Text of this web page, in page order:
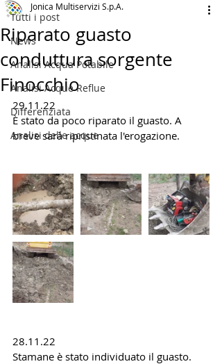
Tutti i post
News
Analisi Acqua Potabile
Analisi Acque Reflue
Differenziata
Analisi delle acque
Riparato guasto
conduttura sorgente
Finocchio
Jonica Multiservizi S.p.A.
29.11.22
È stato da poco riparato il guasto. A
breve sarà ripristinata l'erogazione.
28.11.22
Stamane è stato individuato il guasto.